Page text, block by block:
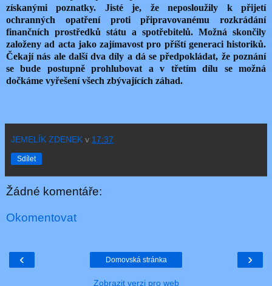
získanými poznatky. Jisté je, že neposloužily k přijetí
ochranných opatření proti připravovanému rozkrádání
finančních prostředků státu a spotřebitelů. Možná skončily
založeny ad acta jako zajímavost pro příští generaci historiků.
Čekají nás ale další dva díly a dá se předpokládat, že poznání
se bude postupně prohlubovat a v třetím dílu se možná
dočkáme vyřešení všech zbývajících záhad.
JEMELÍK ZDENEK v 17:37
Sdílet
Žádné komentáře:
Okomentovat
‹ ›
Domovská stránka
Zobrazit verzi pro web